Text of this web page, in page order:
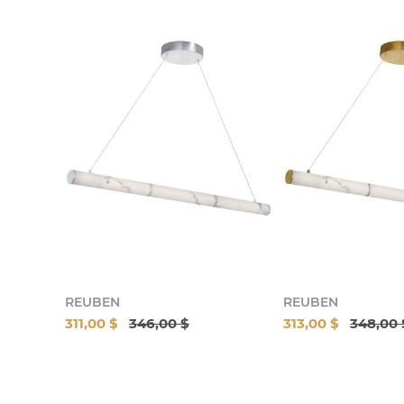
REUBEN
311,00 $ 346,00 $
REUBEN
313,00 $ 348,00